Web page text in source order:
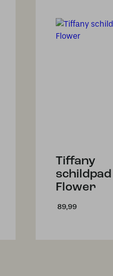
Tiffany
schildpad
Flower
89,99